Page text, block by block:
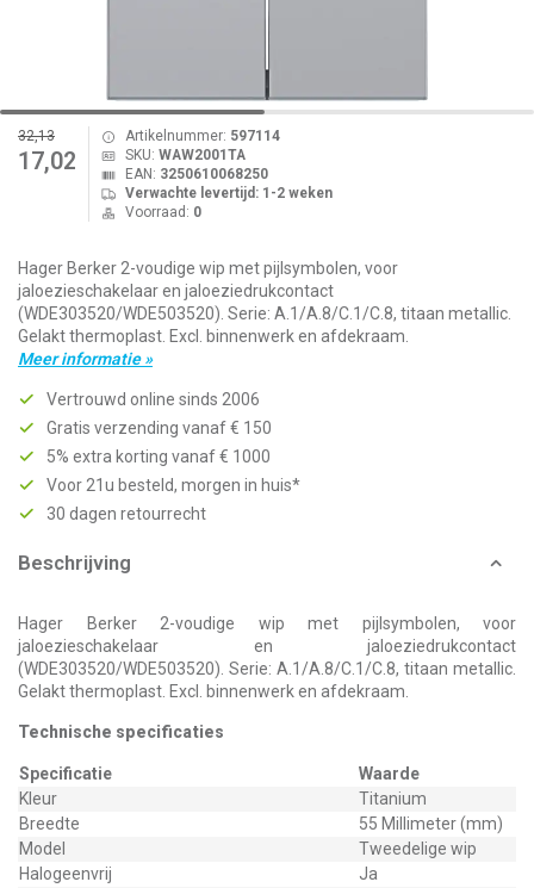
32,13
17,02
Artikelnummer: 597114
SKU: WAW2001TA
EAN: 3250610068250
Verwachte levertijd: 1-2 weken
Voorraad: 0
Hager Berker 2-voudige wip met pijlsymbolen, voor
jaloezieschakelaar en jaloeziedrukcontact
(WDE303520/WDE503520). Serie: A.1/A.8/C.1/C.8, titaan metallic.
Gelakt thermoplast. Excl. binnenwerk en afdekraam.
Meer informatie »
Vertrouwd online sinds 2006
Gratis verzending vanaf € 150
5% extra korting vanaf € 1000
Voor 21u besteld, morgen in huis*
30 dagen retourrecht
Beschrijving
Hager Berker 2-voudige wip met pijlsymbolen, voor
jaloezieschakelaar en jaloeziedrukcontact
(WDE303520/WDE503520). Serie: A.1/A.8/C.1/C.8, titaan metallic.
Gelakt thermoplast. Excl. binnenwerk en afdekraam.
Technische specificaties
Specificatie
Waarde
Kleur
Titanium
Breedte
55 Millimeter (mm)
Model
Tweedelige wip
Halogeenvrij
Ja